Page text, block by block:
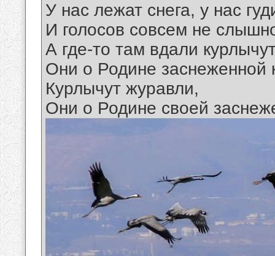
У нас лежат снега, у нас
И голосов совсем не
А где-то там вдали
Они о Родине заснеженной
Курлычут журавли,
Они о Родине своей